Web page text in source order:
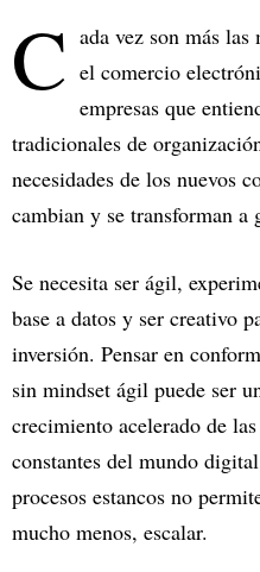
C ada vez son más
el comercio
empresas que
tradicionales de
necesidades de los nuevos
cambian y se transforman a
Se necesita ser ágil,
base a datos y ser creativo
inversión. Pensar en
sin mindset ágil puede ser
crecimiento acelerado de
constantes del mundo
procesos estancos no
mucho menos, escalar.